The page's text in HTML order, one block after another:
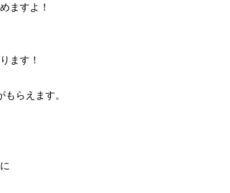
ますよ！
ます！
らえます。